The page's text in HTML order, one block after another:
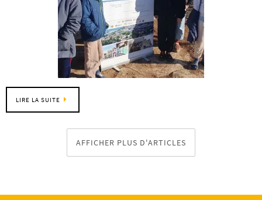
LIRE LA SUITE
AFFICHER PLUS D'ARTICLES